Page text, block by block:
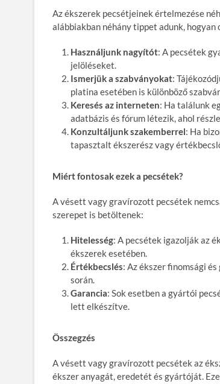
Az ékszerek pecsétjeinek értelmezése
alábbiakban néhány tippet adunk,
Használjunk nagyítót: A pecsétek
jelöléseket.
Ismerjük a szabványokat:
platina esetében is különböző
Keresés az interneten: Ha találunk
adatbázis és fórum létezik, ahol
Konzultáljunk szakemberrel: Ha
tapasztalt ékszerész vagy
Miért fontosak ezek a pecsétek?
A vésett vagy gravírozott pecsétek
szerepet is betöltenek:
Hitelesség: A pecsétek igazolják az
ékszerek esetében.
Értékbecslés: Az ékszer finomsági
során.
Garancia: Sok esetben a gyártói
lett elkészítve.
Összegzés
A vésett vagy gravírozott pecsétek az
ékszer anyagát, eredetét és gyártóját.